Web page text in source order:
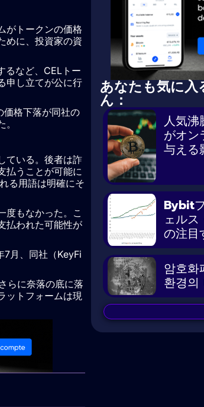
がトークンの価格
めに、投資家の資
るなど、CELトー
申し立てが公に行
格下落が同社の
ている。後者は詐
払うことが可能に
る用語は明確にそ
度もなかった。こ
払われた可能性が
7月、同社（KeyFi
らに奈落の底に落
ットフォームは現
あなたも気に
ん：
人気沸
がオン
与える
Bybit
ェルス
の注目
암호화
환경의